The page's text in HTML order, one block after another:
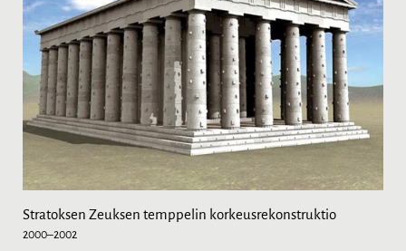
Stratoksen Zeuksen temppelin korkeusrekonstruktio
2000–2002